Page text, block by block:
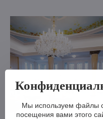
Мы используем файлы
посещения вами этого